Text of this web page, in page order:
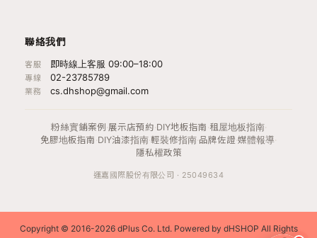
聯絡我們
客服 即時線上客服 09:00–18:00
專線 02-23785789
業務 cs.dhshop@gmail.com
粉絲實鋪案例 ·展示店預約·DIY地板指南 ·租屋地板指南·
免膠地板指南 ·DIY油漆指南·輕裝修指南·品牌佐證·媒體報導·
隱私權政策
運嘉國際股份有限公司 · 25049634
Copyright © 2016-2026 dPlus Co. Ltd. Powered by dHSHOP All Rights